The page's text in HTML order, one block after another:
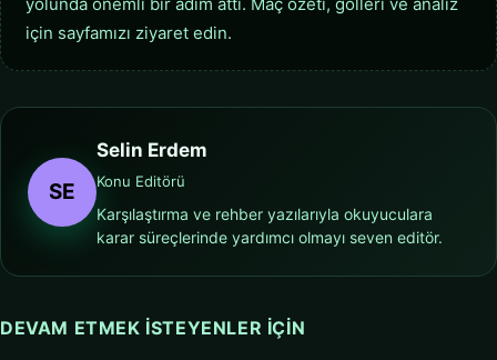
için sayfamızı ziyaret edin.
SE
Selin Erdem
Konu Editörü
Karşılaştırma ve rehber yazılarıyla okuyuculara
karar süreçlerinde yardımcı olmayı seven editör.
DEVAM ETMEK ISTEYENLER IÇIN